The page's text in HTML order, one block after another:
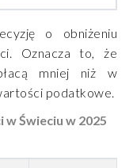
o obniżeniu
Oznacza to, że
mniej niż w
podatkowe.
Świeciu w 2025